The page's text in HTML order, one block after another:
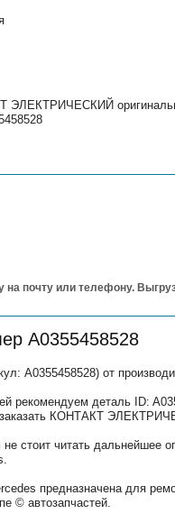
ЭЛЕКТРИЧЕСКИЙ
на почту или телефону.
A0355458528
от
рекомендуем деталь ID:
КОНТАКТ
читать дальнейшее
предназначена для
© автозапчастей.